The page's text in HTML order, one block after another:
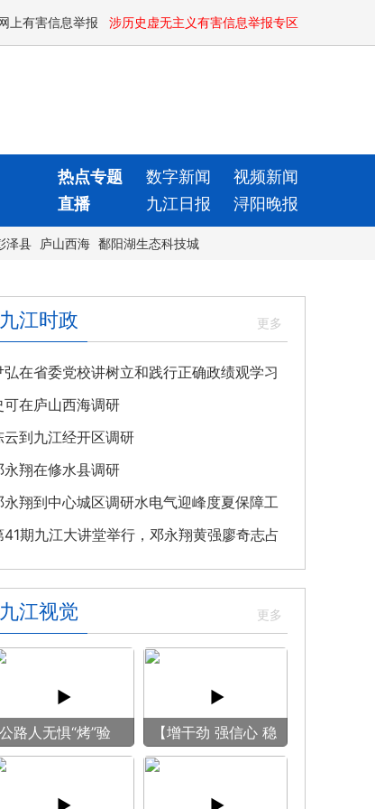
上有害信息举报 涉历史虚无主义有害信息举报专区
热点专题 数字新闻
视频新闻
直播 九江日报 浔阳晚报
泽县 庐山西海 鄱阳湖生态科技城
九江时政
弘在省委党校讲树立和践行正确政绩观学习
育专题党课
可在庐山西海调研
云到九江经开区调研
永翔在修水县调研
永翔到中心城区调研水电气迎峰度夏保障工
41期九江大讲堂举行，邓永翔黄强廖奇志占
出席
九江视觉
公路人无惧“烤”验
守护畅安旅途
【增干劲 强信心 稳
预期】赏古风游